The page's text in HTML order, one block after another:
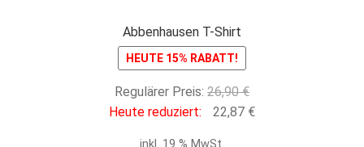
Abbenhausen T-Shirt
HEUTE 15% RABATT!
Regulärer Preis: 26,90€Ursprünglicher
Preis
Heute reduziert: 22,87 €Aktueller
inkl. 19 % MwSt.